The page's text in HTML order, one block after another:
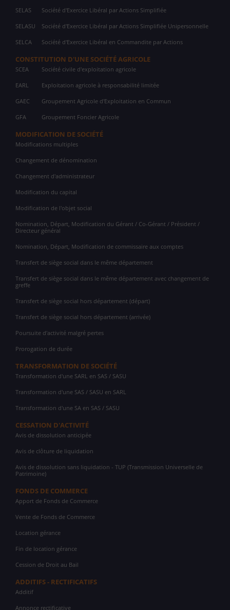
SELAS Société d'Exercice Libéral par Actions Simplifiée
SELASU Société d'Exercice Libéral par Actions Simplifiée Unipersonnelle
SELCA Société d'Exercice Libéral en Commandite par Actions
CONSTITUTION D'UNE SOCIÉTÉ AGRICOLE
SCEA Société civile d'exploitation agricole
EARL Exploitation agricole à responsabilité limitée
GAEC Groupement Agricole d'Exploitation en Commun
GFA Groupement Foncier Agricole
MODIFICATION DE SOCIÉTÉ
Modifications multiples
Changement de dénomination
Changement d'administrateur
Modification du capital
Modification de l'objet social
Nomination, Départ, Modification du Gérant / Co-Gérant / Président /
Directeur général
Nomination, Départ, Modification de commissaire aux comptes
Transfert de siège social dans le même département
Transfert de siège social dans le même département avec changement de
greffe
Transfert de siège social hors département (départ)
Transfert de siège social hors département (arrivée)
Poursuite d'activité malgré pertes
Prorogation de durée
TRANSFORMATION DE SOCIÉTÉ
Transformation d'une SARL en SAS / SASU
Transformation d'une SAS / SASU en SARL
Transformation d'une SA en SAS / SASU
CESSATION D'ACTIVITÉ
Avis de dissolution anticipée
Avis de clôture de liquidation
Avis de dissolution sans liquidation - TUP (Transmission Universelle de
Patrimoine)
FONDS DE COMMERCE
Apport de Fonds de Commerce
Vente de Fonds de Commerce
Location gérance
Fin de location gérance
Cession de Droit au Bail
ADDITIFS - RECTIFICATIFS
Additif
Annonce rectificative